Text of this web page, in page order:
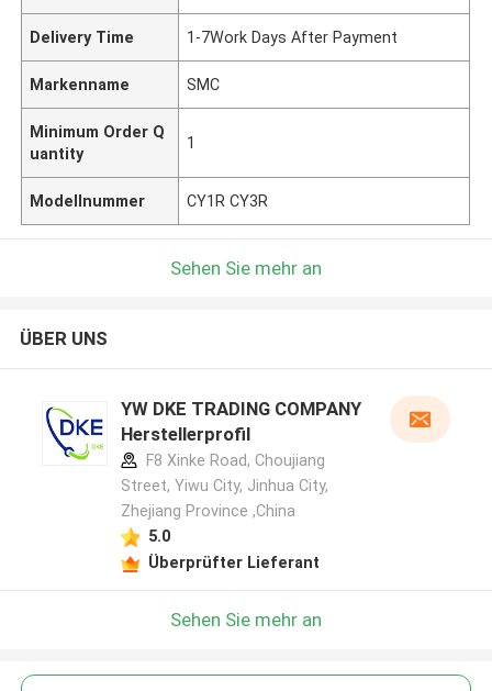
Delivery Time 1-7Work Days After Payment
Markenname SMC
Minimum Order Q
uantity
1
Modellnummer CY1R CY3R
Sehen Sie mehr an
ÜBER UNS
YW DKE TRADING COMPANY
Herstellerprofil
F8 Xinke Road, Choujiang
Street, Yiwu City, Jinhua City,
Zhejiang Province ,China
5.0
Überprüfter Lieferant
Sehen Sie mehr an